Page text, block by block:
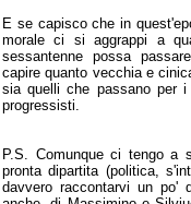
E se capisco che in
morale ci si aggrappi a
sessantenne possa
capire quanto vecchia e
sia quelli che passano per
progressisti.
P.S. Comunque ci tengo a
pronta dipartita (politica,
davvero raccontarvi un po'